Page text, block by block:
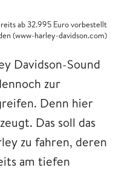
ab 32.995 Euro vorbestellt
(www-harley-davidson.com)
Davidson-Sound
zur
Denn hier
Das soll das
zu fahren, deren
am tiefen